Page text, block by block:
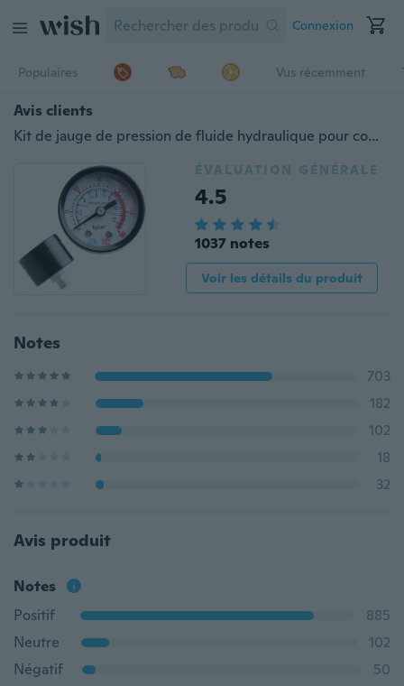
Connexion
Populaires Vus récemment
Avis clients
Kit de jauge de pression de fluide hydraulique pour compresseur d'air à filetage mâle 0-180PSI 0-12Bar 1/8"
ÉVALUATION GÉNÉRALE
4.5
1037 notes
Voir les détails du produit
Notes
703
182
102
18
32
Avis produit
Notes
Positif
885
Neutre
102
Négatif
50